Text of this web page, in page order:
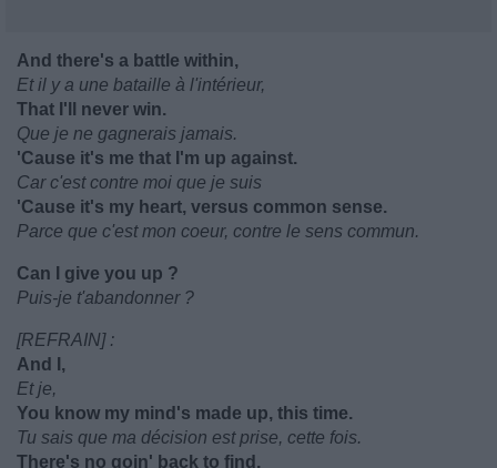
And there's a battle within,
Et il y a une bataille à l'intérieur,
That I'll never win.
Que je ne gagnerais jamais.
'Cause it's me that I'm up against.
Car c'est contre moi que je suis
'Cause it's my heart, versus common sense.
Parce que c'est mon coeur, contre le sens commun.
Can I give you up ?
Puis-je t'abandonner ?
[REFRAIN] :
And I,
Et je,
You know my mind's made up, this time.
Tu sais que ma décision est prise, cette fois.
There's no goin' back to find,